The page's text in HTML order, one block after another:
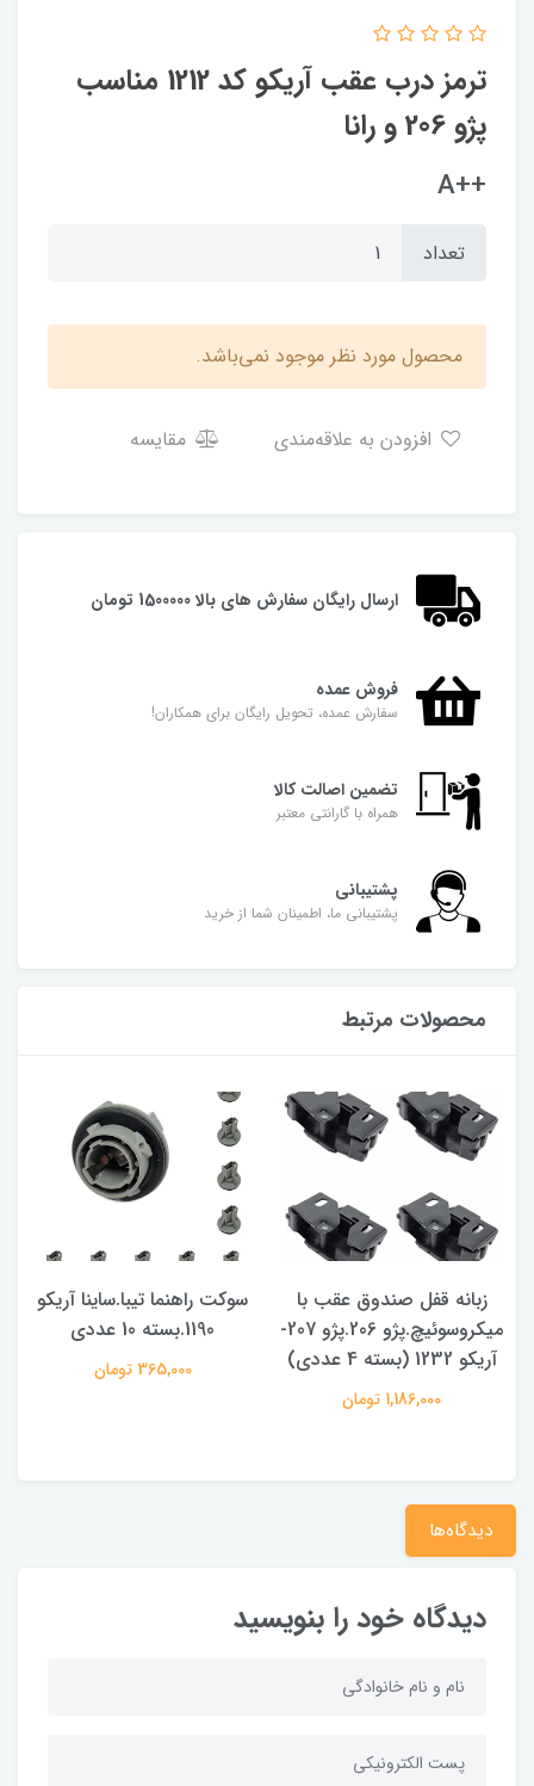
ترمز درب عقب آریکو کد 1212 مناسب
پژو 206 و رانا
++A
تعداد
محصول مورد نظر موجود نمی‌باشد.
مقایسه
ارسال رایگان سفارش های بالا 1500000 تومان
فروش عمده
سفارش عمده، تحویل رایگان برای همکاران!
تضمین اصالت کالا
همراه با گارانتی معتبر
پشتیبانی
پشتیبانی ما، اطمینان شما از خرید
محصولات مرتبط
زبانه قفل صندوق عقب با
میکروسوئیچ.پژو 206.پژو 207-
آریکو 1232 (بسته 4 عددی)
1,186,000 تومان
سوکت راهنما تیبا.ساینا آریکو
1190.بسته 10 عددی
365,000 تومان
دیدگاه‌ها
دیدگاه خود را بنویسید